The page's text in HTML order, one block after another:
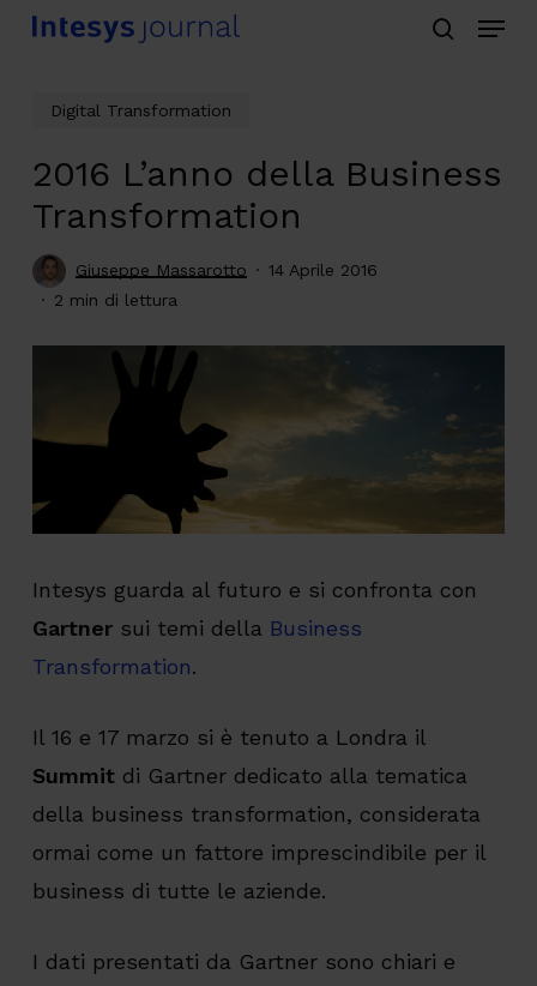
Skip
Menu
Digital Transformation
2016 L’anno della Business
Transformation
Giuseppe Massarotto
14 Aprile 2016
2 min di lettura
Intesys guarda al futuro e si confronta con
Gartner sui temi della Business
Transformation.
Il 16 e 17 marzo si è tenuto a Londra il
Summit di Gartner dedicato alla tematica
della business transformation, considerata
ormai come un fattore imprescindibile per il
business di tutte le aziende.
I dati presentati da Gartner sono chiari e